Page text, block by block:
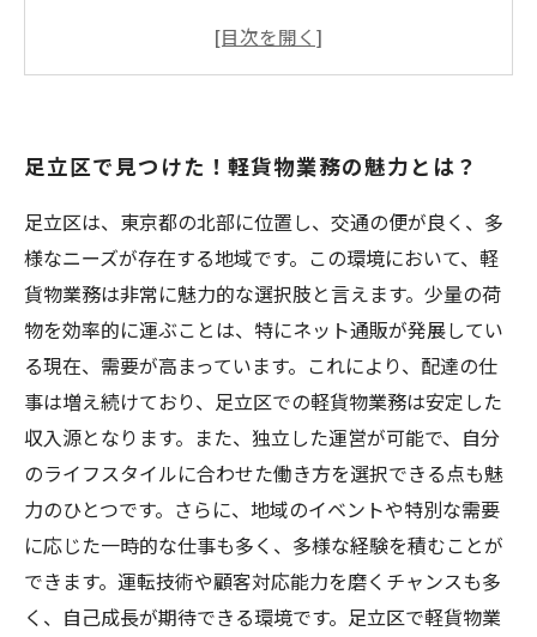
ネット通販の進化と共に成長する足立区の配送
足立区での軽貨物業務: どんな求人があるのか？
未来へのステップ: 足立区で軽貨物業務を始めよ
う
足立区で見つけた！軽貨物業務の魅力とは？
足立区は、東京都の北部に位置し、交通の便が良く、多
様なニーズが存在する地域です。この環境において、軽
貨物業務は非常に魅力的な選択肢と言えます。少量の荷
物を効率的に運ぶことは、特にネット通販が発展してい
る現在、需要が高まっています。これにより、配達の仕
事は増え続けており、足立区での軽貨物業務は安定した
収入源となります。また、独立した運営が可能で、自分
のライフスタイルに合わせた働き方を選択できる点も魅
力のひとつです。さらに、地域のイベントや特別な需要
に応じた一時的な仕事も多く、多様な経験を積むことが
できます。運転技術や顧客対応能力を磨くチャンスも多
く、自己成長が期待できる環境です。足立区で軽貨物業